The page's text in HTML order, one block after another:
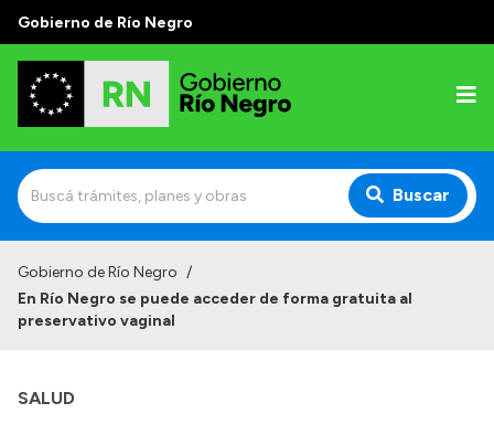
Gobierno de Río Negro
Buscar
Autoridades
Autoridades y Organismos
Gobierno de Río Negro /
En Río Negro se puede acceder de forma gratuita al
preservativo vaginal
SALUD